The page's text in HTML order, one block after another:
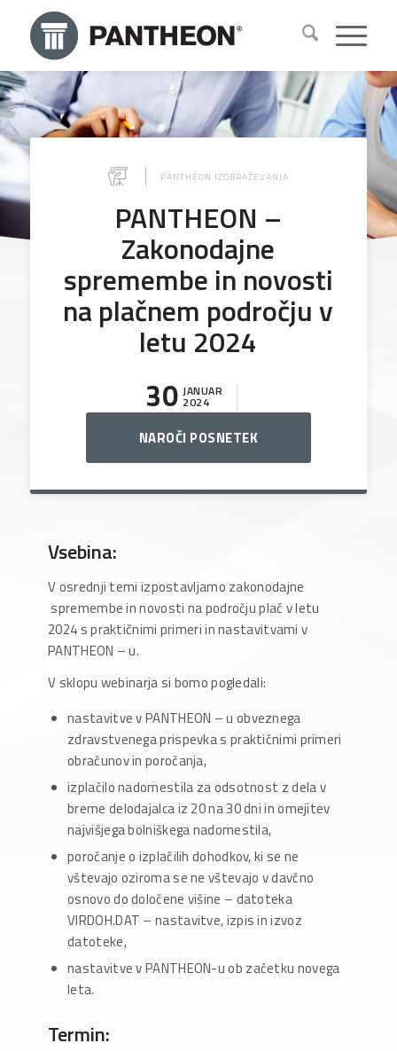
PANTHEON IZOBRAŽEVANJA
PANTHEON –
Zakonodajne
spremembe in novosti
na plačnem področju v
letu 2024
30 JANUAR
2024
NAROČI POSNETEK
Vsebina:
V osrednji temi izpostavljamo zakonodajne
spremembe in novosti na področju plač v letu
2024 s praktičnimi primeri in nastavitvami v
PANTHEON – u.
V sklopu webinarja si bomo pogledali:
nastavitve v PANTHEON – u obveznega
zdravstvenega prispevka s praktičnimi primeri
obračunov in poročanja,
izplačilo nadomestila za odsotnost z dela v
breme delodajalca iz 20 na 30 dni in omejitev
najvišjega bolniškega nadomestila,
poročanje o izplačilih dohodkov, ki se ne
vštevajo oziroma se ne vštevajo v davčno
osnovo do določene višine – datoteka
VIRDOH.DAT – nastavitve, izpis in izvoz
datoteke,
nastavitve v PANTHEON-u ob začetku novega
leta.
Termin: